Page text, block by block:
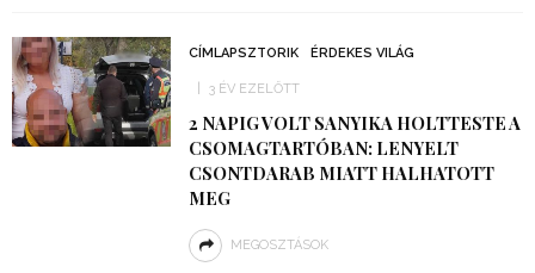
CÍMLAPSZTORIK ÉRDEKES VILÁG
3 ÉV EZELŐTT
2 NAPIG VOLT SANYIKA HOLTTESTE A
CSOMAGTARTÓBAN: LENYELT
CSONTDARAB MIATT HALHATOTT
MEG
MEGOSZTÁSOK